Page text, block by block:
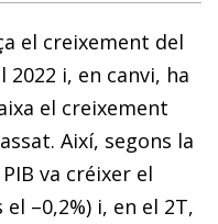
el creixement del
i, en canvi, ha
el creixement
Així, segons la
va créixer el
–0,2%) i, en el 2T,